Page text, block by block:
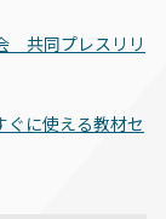
共同プレスリリ
に使える教材セ